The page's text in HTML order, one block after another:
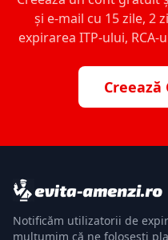
și e-mail cu 15 zile, 2
expirarea ITP-ului, RCA-
Notificăm utilizatorii de
mulțumim că ne folosești